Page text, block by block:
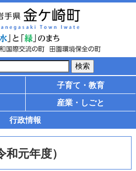
子育て・教育
産業・しごと
行政情報
元年度）